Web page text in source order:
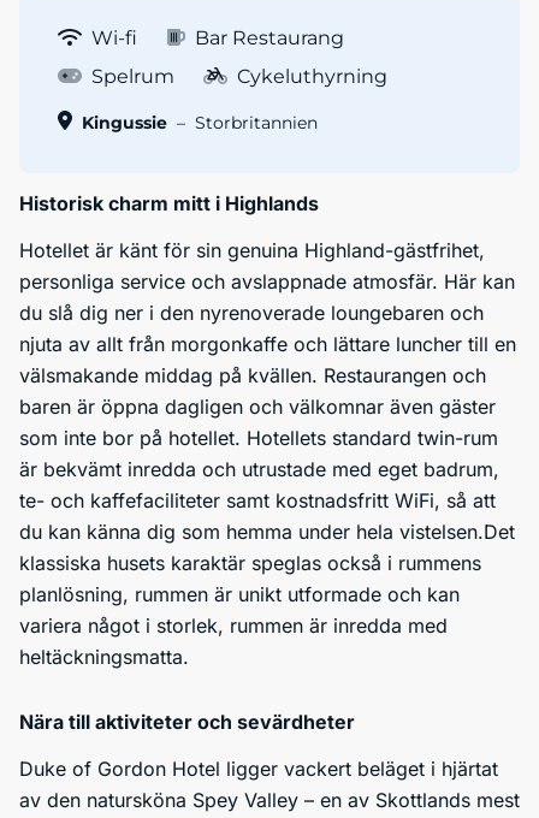
Wi-fi
Bar Restaurang
Spelrum
Cykeluthyrning
Kingussie – Storbritannien
Historisk charm mitt i Highlands
Hotellet är känt för sin genuina Highland-gästfrihet,
personliga service och avslappnade atmosfär. Här kan
du slå dig ner i den nyrenoverade loungebaren och
njuta av allt från morgonkaffe och lättare luncher till en
välsmakande middag på kvällen. Restaurangen och
baren är öppna dagligen och välkomnar även gäster
som inte bor på hotellet. Hotellets standard twin-rum
är bekvämt inredda och utrustade med eget badrum,
te- och kaffefaciliteter samt kostnadsfritt WiFi, så att
du kan känna dig som hemma under hela vistelsen.Det
klassiska husets karaktär speglas också i rummens
planlösning, rummen är unikt utformade och kan
variera något i storlek, rummen är inredda med
heltäckningsmatta.
Nära till aktiviteter och sevärdheter
Duke of Gordon Hotel ligger vackert beläget i hjärtat
av den natursköna Spey Valley – en av Skottlands mest